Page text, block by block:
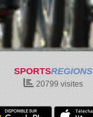
SPORTSREGIONS
20799 visites